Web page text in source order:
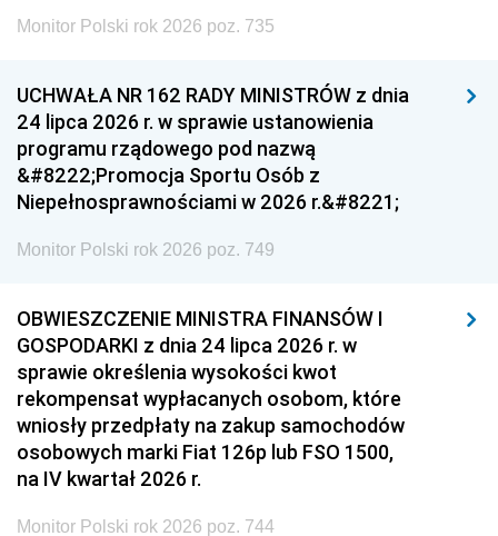
Monitor Polski rok 2026 poz. 735
UCHWAŁA NR 162 RADY MINISTRÓW z dnia
24 lipca 2026 r. w sprawie ustanowienia
programu rządowego pod nazwą
&#8222;Promocja Sportu Osób z
Niepełnosprawnościami w 2026 r.&#8221;
Monitor Polski rok 2026 poz. 749
OBWIESZCZENIE MINISTRA FINANSÓW I
GOSPODARKI z dnia 24 lipca 2026 r. w
sprawie określenia wysokości kwot
rekompensat wypłacanych osobom, które
wniosły przedpłaty na zakup samochodów
osobowych marki Fiat 126p lub FSO 1500,
na IV kwartał 2026 r.
Monitor Polski rok 2026 poz. 744